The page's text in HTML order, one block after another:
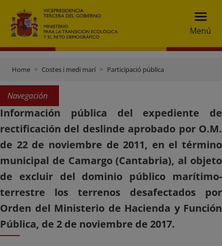
Menú
Home Costes i medi marí Participació pública
Navegación
Información pública del expediente de
rectificación del deslinde aprobado por O.M.
de 22 de noviembre de 2011, en el término
municipal de Camargo (Cantabria), al objeto
de excluir del dominio público marítimo-
terrestre los terrenos desafectados por
Orden del Ministerio de Hacienda y Función
Pública, de 2 de noviembre de 2017.